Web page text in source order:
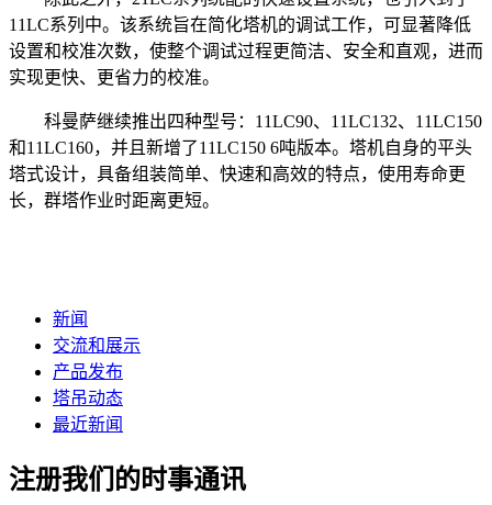
11LC系列中。该系统旨在简化塔机的调试工作，可显著降低
设置和校准次数，使整个调试过程更简洁、安全和直观，进而
实现更快、更省力的校准。
科曼萨继续推出四种型号：11LC90、11LC132、11LC150
和11LC160，并且新增了11LC150 6吨版本。塔机自身的平头
塔式设计，具备组装简单、快速和高效的特点，使用寿命更
长，群塔作业时距离更短。
新闻
交流和展示
产品发布
塔吊动态
最近新闻
注册我们的时事通讯